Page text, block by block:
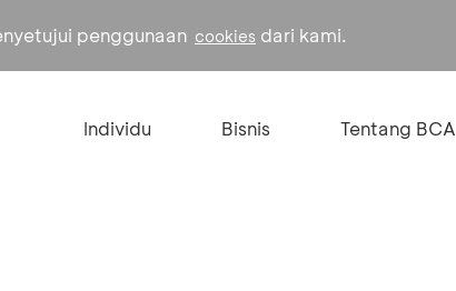
penggunaan cookies dari kami.
Individu Bisnis Tentang BCA